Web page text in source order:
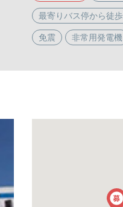
最寄りバス停から徒
免震 非常用発電機